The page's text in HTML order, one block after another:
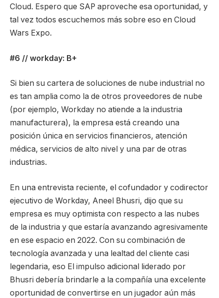
Cloud. Espero que SAP aproveche esa oportunidad, y
tal vez todos escuchemos más sobre eso en Cloud
Wars Expo.
#6 // workday: B+
Si bien su cartera de soluciones de nube industrial no
es tan amplia como la de otros proveedores de nube
(por ejemplo, Workday no atiende a la industria
manufacturera), la empresa está creando una
posición única en servicios financieros, atención
médica, servicios de alto nivel y una par de otras
industrias.
En una entrevista reciente, el cofundador y codirector
ejecutivo de Workday, Aneel Bhusri, dijo que su
empresa es muy optimista con respecto a las nubes
de la industria y que estaría avanzando agresivamente
en ese espacio en 2022. Con su combinación de
tecnología avanzada y una lealtad del cliente casi
legendaria, eso El impulso adicional liderado por
Bhusri debería brindarle a la compañía una excelente
oportunidad de convertirse en un jugador aún más